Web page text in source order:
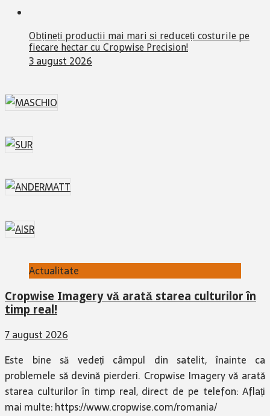
Obțineți producții mai mari și reduceți costurile pe
fiecare hectar cu Cropwise Precision!
3 august 2026
Actualitate
Cropwise Imagery vă arată starea culturilor în
timp real!
7 august 2026
Este bine să vedeți câmpul din satelit, înainte ca
problemele să devină pierderi. Cropwise Imagery vă arată
starea culturilor în timp real, direct de pe telefon: Aflați
mai multe: https://www.cropwise.com/romania/